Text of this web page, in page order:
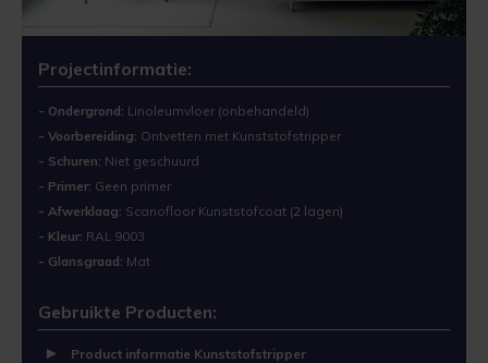
Laminaatcoat
Linoleumcoat
Pre Dekverf
PVC-Coat
Woonkamercoat
Egalinevloer verven
Garagevloer verven
Gietvloer verven
Granietvloer verven
Kunststofvloer verven
Verwerken
Bestendigheid
Benodigdheden
Problemen Voorkomen
Cementdekvloer met vloerverwarming verven
Natuursteen tegels verven
Laminaatvloer verven met kunststofcoat
Cementdekvloer opgeknapt in Leeuwarden
Garagevloer verven met vloerverf
Projectinformatie:
- Ondergrond: Linoleumvloer (onbehandeld)
- Voorbereiding: Ontvetten met Kunststofstripper
- Schuren: Niet geschuurd
- Primer: Geen primer
- Afwerklaag: Scanofloor Kunststofcoat (2 lagen)
- Kleur: RAL 9003
- Glansgraad: Mat
Gebruikte Producten:
Product informatie Kunststofstripper